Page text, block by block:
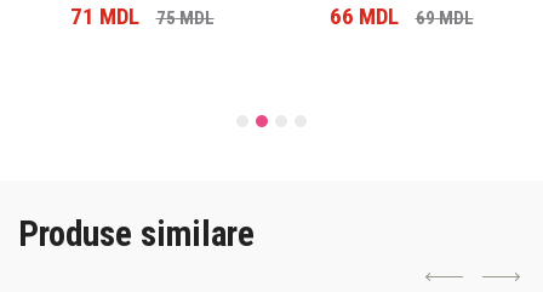
71 MDL 75MDL 66 MDL 69MDL
Produse similare